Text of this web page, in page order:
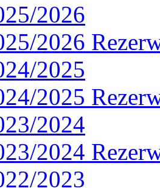
2026
2026
2025
2025
2024
2024
2023